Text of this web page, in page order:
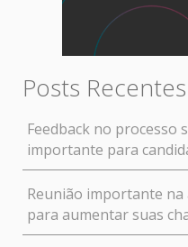
Posts Recentes
Feedback no processo
importante para
Reunião importante na
para aumentar suas